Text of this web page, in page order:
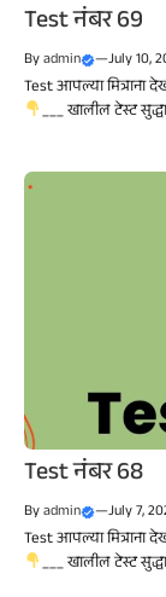
Test नंबर 69
Byadmin —July 10,
Test आपल्या मित्राना
___ खालील टेस्ट
Test नंबर 68
Byadmin —July 7,
Test आपल्या मित्राना
___ खालील टेस्ट